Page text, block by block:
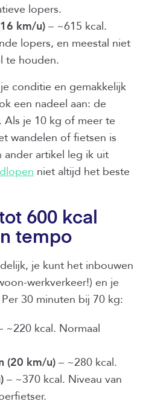
lopers.
km/u) – ~615 kcal.
lopers, en meestal niet
te houden.
conditie en gemakkelijk
een nadeel aan: de
je 10 kg of meer te
wandelen of fietsen is
ander artikel leg ik uit
niet altijd het beste
600 kcal
tempo
je kunt het inbouwen
werkverkeer!) en je
30 minuten bij 70 kg:
~220 kcal. Normaal
(20 km/u) – ~280 kcal.
– ~370 kcal. Niveau van